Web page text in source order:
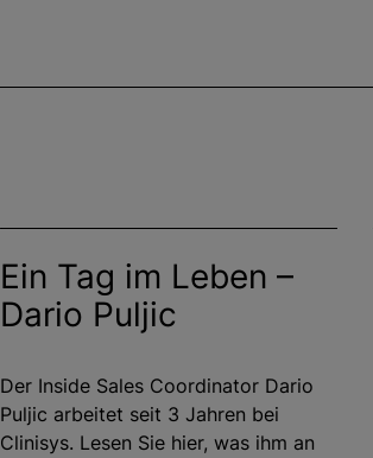
Ein Tag im Leben –
Dario Puljic
Der Inside Sales Coordinator Dario
Puljic arbeitet seit 3 Jahren bei
Clinisys. Lesen Sie hier, was ihm an